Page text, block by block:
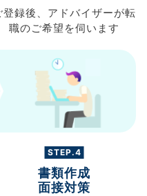
登録後、 アドバイザーが転
職のご希望を伺います
STEP.4
書類作成
面接対策